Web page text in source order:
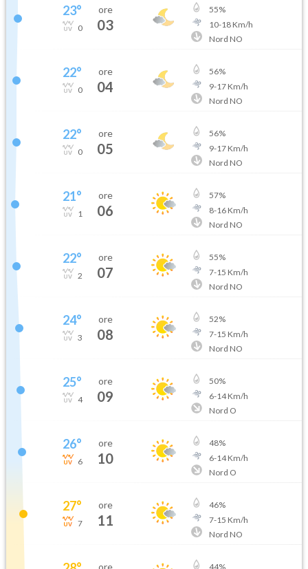
23°
0
ore
03
55%
10-18Km/h
Nord NO
22°
0
ore
04
56%
9-17Km/h
Nord NO
22°
0
ore
05
56%
9-17Km/h
Nord NO
21°
1
ore
06
57%
8-16Km/h
Nord NO
22°
2
ore
07
55%
7-15 Km/h
Nord NO
24°
3
ore
08
52%
7-15 Km/h
Nord NO
25°
4
ore
09
50%
6-14Km/h
Nord O
26°
6
ore
10
48%
6-14Km/h
Nord O
27°
7
ore
11
46%
7-15 Km/h
Nord NO
ore 44%